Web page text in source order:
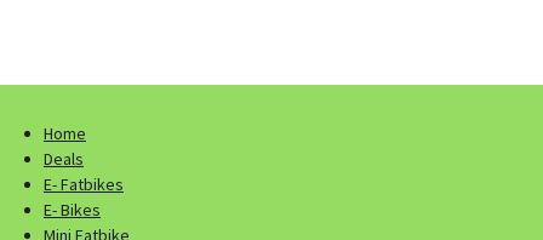
Home
Deals
E- Fatbikes
E- Bikes
Mini Fatbike